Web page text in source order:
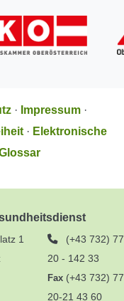
· Impressum ·
· Elektronische
1
Telefon
(+43 732) 77
20 - 142 33
Fax(+43 732) 77
20-21 43 60